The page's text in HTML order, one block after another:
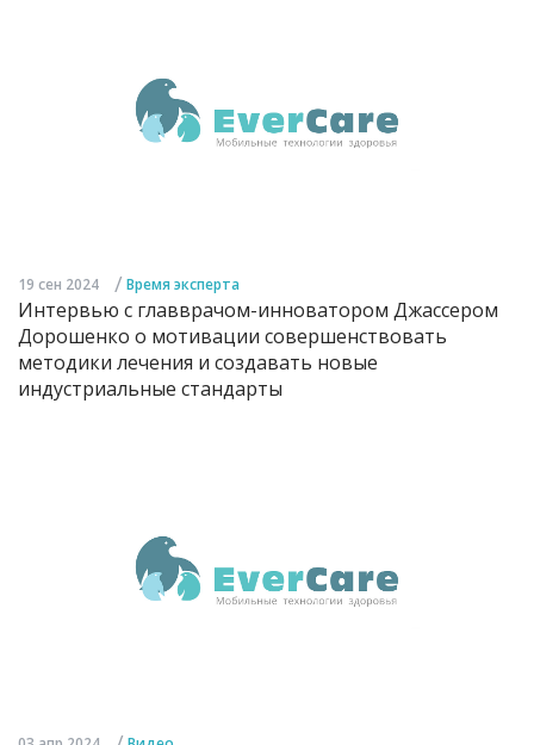
19 сен 2024 / Время эксперта
Интервью с главврачом-инноватором Джассером
Дорошенко о мотивации совершенствовать
методики лечения и создавать новые
индустриальные стандарты